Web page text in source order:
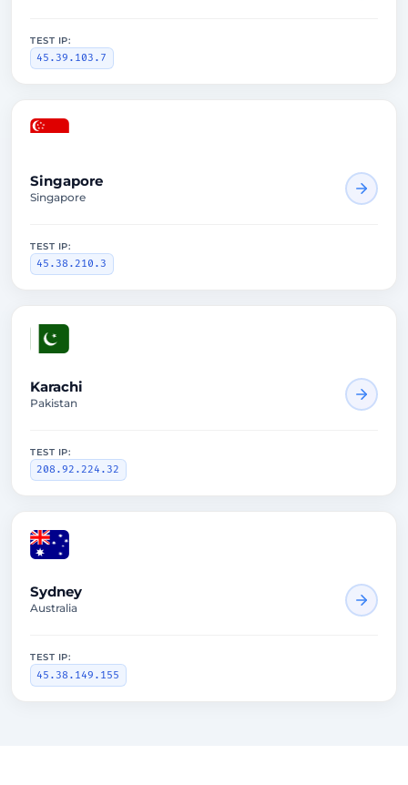
TEST IP:
45.39.103.7
Singapore
Singapore
TEST IP:
45.38.210.3
Karachi
Pakistan
TEST IP:
208.92.224.32
Sydney
Australia
TEST IP:
45.38.149.155